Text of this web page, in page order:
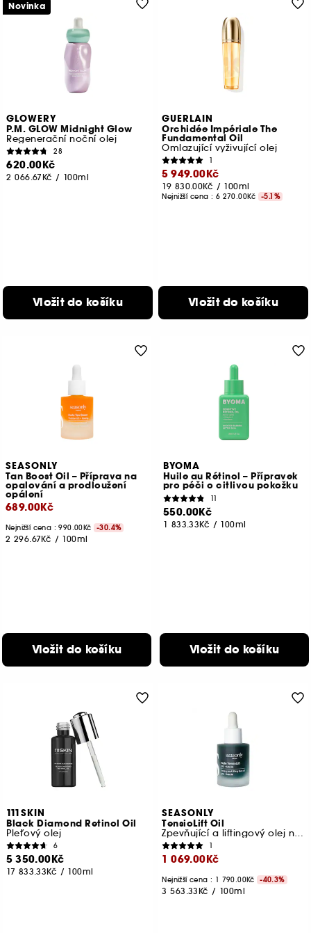
GLOWERY
P.M. GLOW Midnight Glow
Regenerační noční olej
28
620.00Kč
2 066.67Kč / 100ml
Vložit do košíku
Novinka
GUERLAIN
Orchidée Impériale The
Fundamental Oil
Omlazující vyživující olej
1
5 949.00Kč
19 830.00Kč / 100ml
Nejnižší cena :6 270.00Kč -5.1%
Vložit do košíku
SEASONLY
Tan Boost Oil – Příprava na
opalování a prodloužení
opálení
689.00Kč
Nejnižší cena : 990.00Kč -30.4%
2 296.67Kč / 100ml
Vložit do košíku
BYOMA
Huile au Rétinol – Přípravek
pro péči o citlivou pokožku
11
550.00Kč
1 833.33Kč / 100ml
Vložit do košíku
111SKIN
Black Diamond Retinol Oil
Pleťový olej
6
5 350.00Kč
17 833.33Kč / 100ml
SEASONLY
TensioLift Oil
Zpevňující a liftingový olej na obličej
1
1 069.00Kč
Nejnižší cena : 1 790.00Kč -40.3%
3 563.33Kč / 100ml